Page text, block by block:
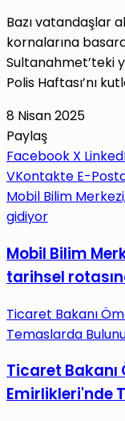
Bazı vatandaşlar
kornalarına
Sultanahmet’teki
Polis Haftası’nı
8 Nisan 2025
Paylaş
Facebook X
VKontakte E-
Mobil Bilim
gidiyor
Mobil Bilim
tarihsel
Ticaret Bakanı
Temaslarda
Ticaret Bakanı
Emirlikleri'nde